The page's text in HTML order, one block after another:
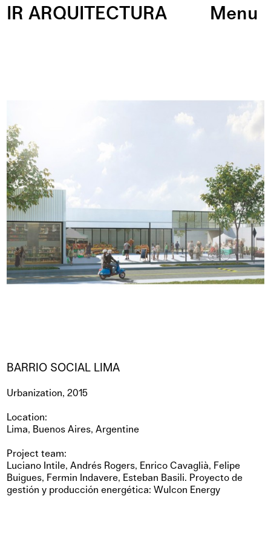
IR ARQUITECTURA Menu
BARRIO SOCIAL LIMA
Urbanization, 2015
Location:
Lima, Buenos Aires, Argentine
Project team:
Luciano Intile, Andrés Rogers, Enrico Cavaglià, Felipe
Buigues, Fermin Indavere, Esteban Basili. Proyecto de
gestión y producción energética: Wulcon Energy